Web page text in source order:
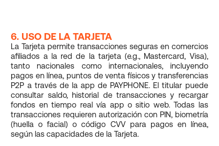
6. USO DE LA TARJETA
La Tarjeta permite transacciones seguras en comercios
afiliados a la red de la tarjeta (e.g., Mastercard, Visa),
tanto nacionales como internacionales, incluyendo
pagos en línea, puntos de venta físicos y transferencias
P2P a través de la app de PAYPHONE. El titular puede
consultar saldo, historial de transacciones y recargar
fondos en tiempo real vía app o sitio web. Todas las
transacciones requieren autorización con PIN, biometría
(huella o facial) o código CVV para pagos en línea,
según las capacidades de la Tarjeta.